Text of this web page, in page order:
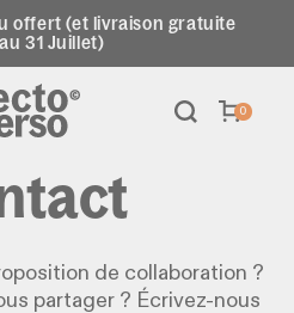
offert (et livraison gratuite
31 Juillet)
0
de collaboration ?
partager ? Écrivez-nous